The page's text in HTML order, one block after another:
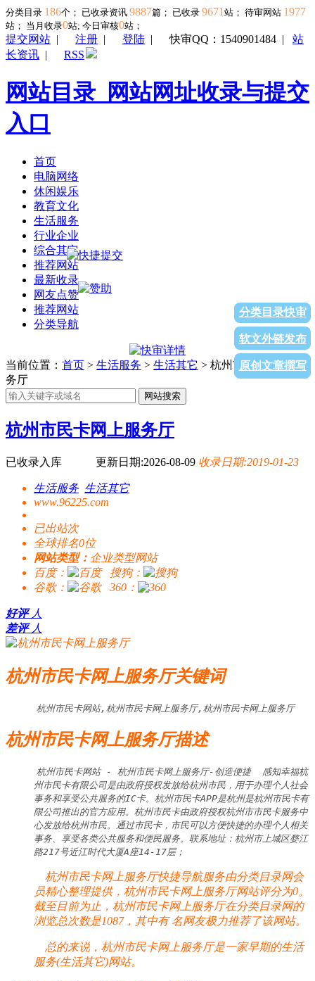
分类目录 186个； 已收录资讯 9887篇； 已收录 9671 站； 待审网站 1977
站； 当月收录0站; 今日审核0站；
提交网站 | 注册 | 登陆 |快审QQ：1540901484 | 站
长资讯 | RSS
网站目录_网站网址收录与提交
入口
首页
电脑网络
休闲娱乐
教育文化
生活服务
行业企业
综合其它
推荐网站
最新收录
网友点赞
推荐网站
分类导航
分类目录快审
软文外链发布
原创文章撰写
当前位置： 首页 > 生活服务 > 生活其它 > 杭州市民卡网上服
务厅
网站搜索
杭州市民卡网上服务厅
已收录入库 更新日期:2026-08-09 收录日期:2019-01-23
生活服务 生活其它
www.96225.com
已出站次
全球排名0位
网站类型： 企业类型网站
百度：
搜狗：
谷歌：
360：
好评 人
差评 人
杭州市民卡网上服务厅关键词
杭州市民卡网站,杭州市民卡网上服务厅,杭州市民卡网上服务厅
杭州市民卡网上服务厅描述
杭州市民卡网站 - 杭州市民卡网上服务厅-创造便捷  感知幸福杭
州市民卡有限公司是由政府授权发放给杭州市民，用于办理个人社会
事务和享受公共服务的IC卡。杭州市民卡APP是杭州是杭州市民卡有
限公司推出的官方应用。杭州市民卡由政府授权杭州市市民卡服务中
心发放给杭州市民。通过市民卡，市民可以方便快捷的办理个人相关
事务、享受各类公共服务和便民服务。联系地址：杭州市上城区婺江
路217号近江时代大厦A座14-17层；
杭州市民卡网上服务厅快捷导航服务由分类目录网会
员精心整理提供，杭州市民卡网上服务厅网站评分为0。
截至目前为止，杭州市民卡网上服务厅在分类目录网的
浏览总次数是1087，其中有名网友极力推荐了该网站。
总的来说，杭州市民卡网上服务厅是一家早期的生活
服务(生活其它)网站。